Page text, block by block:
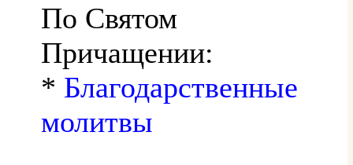
По Святом
Причащении:
* Благодарственные
молитвы